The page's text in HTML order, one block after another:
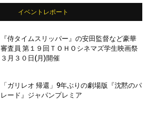
イベントレポート
『侍タイムスリッパー』の安田監督など豪華
審査員 第１９回ＴＯＨＯシネマズ学生映画祭
３月３０日(月)開催
「ガリレオ 帰還」9年ぶりの劇場版『沈黙のパ
レード』ジャパンプレミア